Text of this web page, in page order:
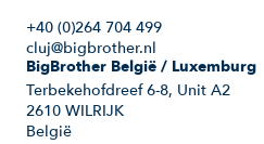
+40 (0)264 704 499
cluj@bigbrother.nl
BigBrother België / Luxemburg
Terbekehofdreef 6-8, Unit A2
2610 WILRIJK
België